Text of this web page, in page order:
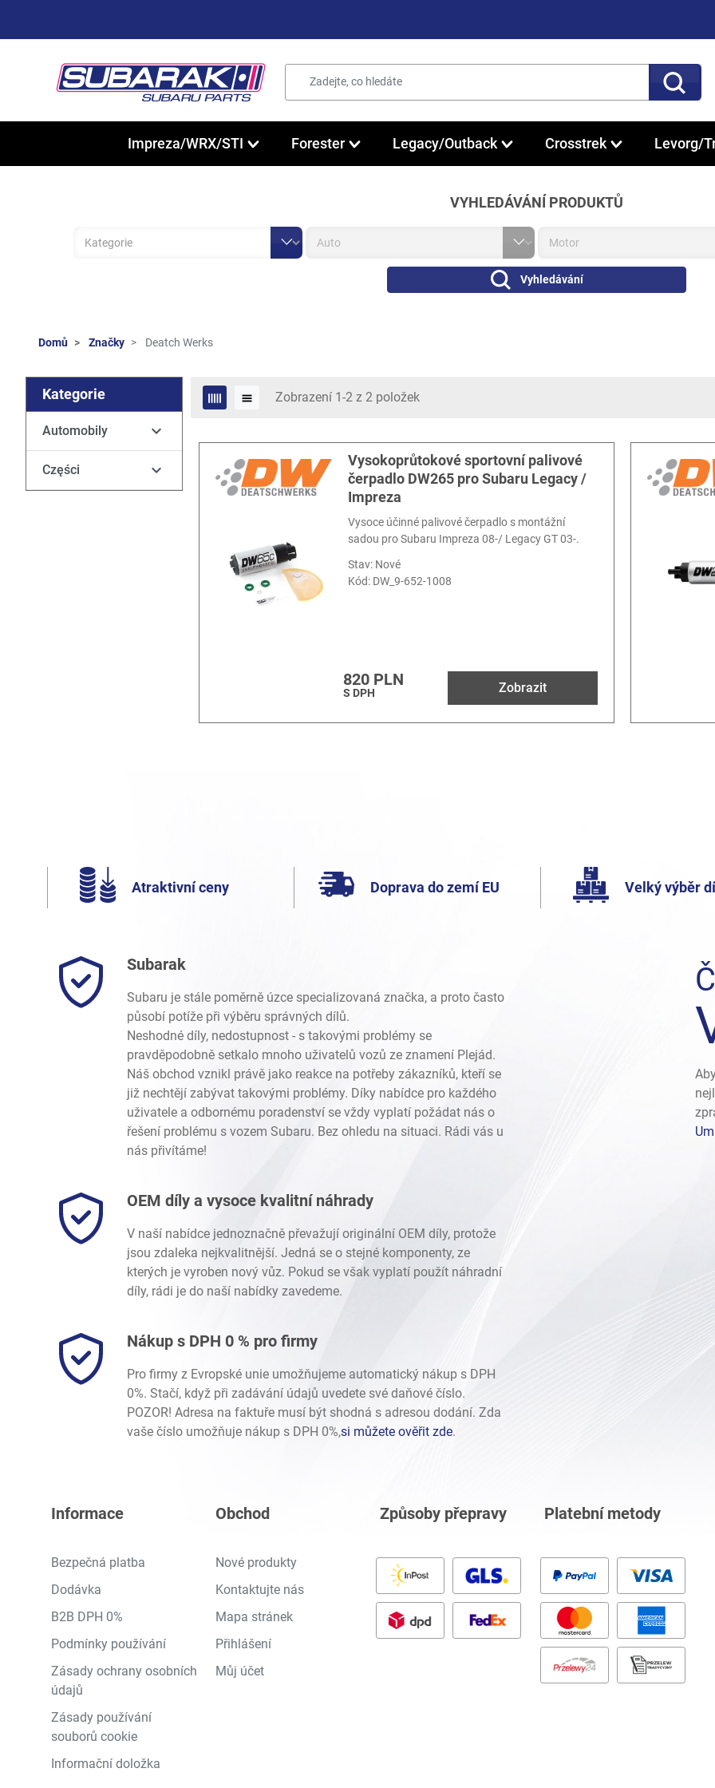
Impreza/WRX/STI Forester Legacy/Outback Crosstrek Levorg/
VYHLEDÁVÁNÍ PRODUKTŮ
Vyhledávání
Domů Značky Deatch Werks
Kategorie
Automobily 
Części 
Zobrazení 1-2 z 2 položek
Vysokoprůtokové sportovní palivové
čerpadlo DW265 pro Subaru Legacy /
Impreza
Vysoce účinné palivové čerpadlo s montážní
sadou pro Subaru Impreza 08-/ Legacy GT 03-.
Stav: Nové
Kód: DW_9-652-1008
820 PLN
S DPH Zobrazit
Atraktivní ceny Doprava do zemí EU Velký výběr
Subarak
Subaru je stále poměrně úzce specializovaná značka, a proto často
působí potíže při výběru správných dílů.
Neshodné díly, nedostupnost - s takovými problémy se
pravděpodobně setkalo mnoho uživatelů vozů ze znamení Plejád.
Náš obchod vznikl právě jako reakce na potřeby zákazníků, kteří se
již nechtějí zabývat takovými problémy. Díky nabídce pro každého
uživatele a odbornému poradenství se vždy vyplatí požádat nás o
řešení problému s vozem Subaru. Bez ohledu na situaci. Rádi vás u
nás přivítáme!
OEM díly a vysoce kvalitní náhrady
V naší nabídce jednoznačně převažují originální OEM díly, protože
jsou zdaleka nejkvalitnější. Jedná se o stejné komponenty, ze
kterých je vyroben nový vůz. Pokud se však vyplatí použít náhradní
díly, rádi je do naší nabídky zavedeme.
Nákup s DPH 0 % pro firmy
Pro firmy z Evropské unie umožňujeme automatický nákup s DPH
0%. Stačí, když při zadávání údajů uvedete své daňové číslo.
POZOR! Adresa na faktuře musí být shodná s adresou dodání. Zda
vaše číslo umožňuje nákup s DPH 0%,si můžete ověřit zde.
Informace
Bezpečná platba
Dodávka
B2B DPH 0%
Podmínky používání
Zásady ochrany osobních
údajů
Zásady používání
souborů cookie
Informační doložka
Obchod
Nové produkty
Kontaktujte nás
Mapa stránek
Přihlášení
Můj účet
Způsoby přepravy Platební metody